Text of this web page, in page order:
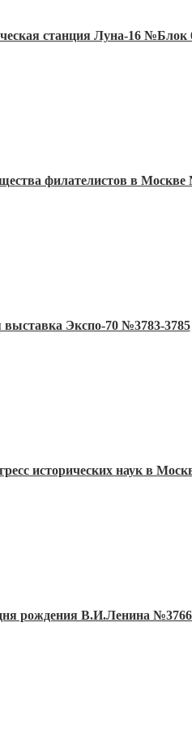
станция Луна-16 №Блок
филателистов в Москве
выставка Экспо-70 №3783-3785
исторических наук в
рождения В.И.Ленина